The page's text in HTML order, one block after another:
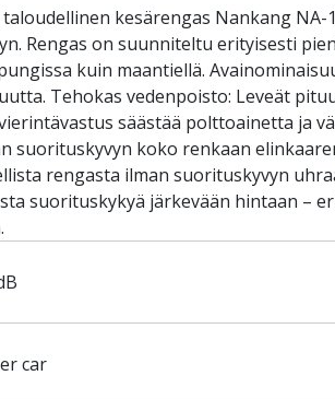
kesärengas Nankang
Rengas on suunniteltu erityisesti
kuin maantiellä.
Tehokas vedenpoisto: Leveät
säästää polttoainetta ja
suorituskyvyn koko renkaan
rengasta ilman suorituskyvyn
suorituskykyä järkevään hintaan –
car